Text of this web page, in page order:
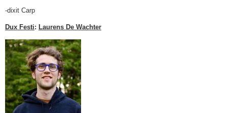
-dixit Carp
Dux Festi: Laurens De Wachter